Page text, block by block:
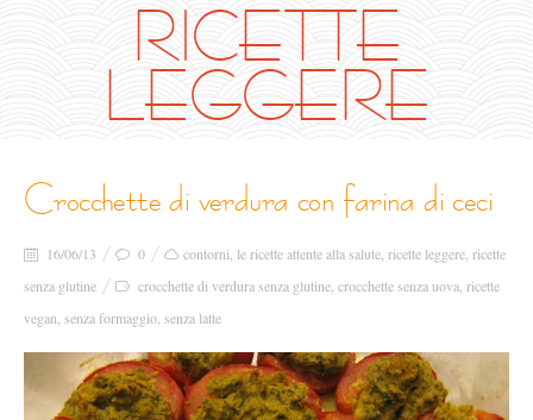
RICETTE
LEGGERE
crocchette di verdura con farina di ceci
16/06/13 0 contorni le ricette attente alla salute ricette leggere ricette
senza glutine
crocchette di verdura senza glutine crocchette senza uova ricette
vegan senza formaggio senza latte